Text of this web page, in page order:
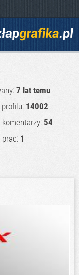
7 lat temu
14002
54
prac: 1